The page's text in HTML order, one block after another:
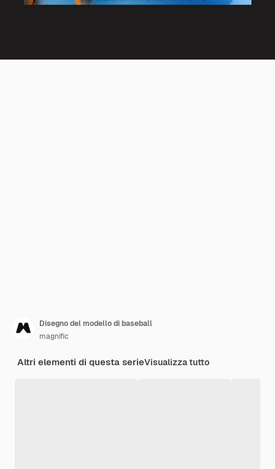
Disegno del modello di baseball
magnific
Altri elementi di questa serieVisualizza tutto